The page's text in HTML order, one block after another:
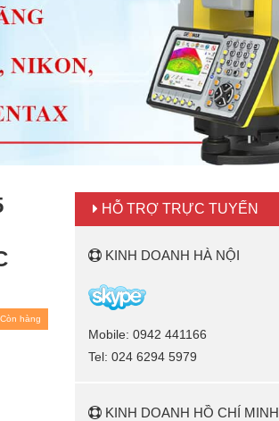
Còn hàng
HỖ TRỢ TRỰC TUYẾN
KINH DOANH HÀ NỘI
Mobile: 0942 441166
Tel: 024 6294 5979
KINH DOANH HỒ CHÍ MINH